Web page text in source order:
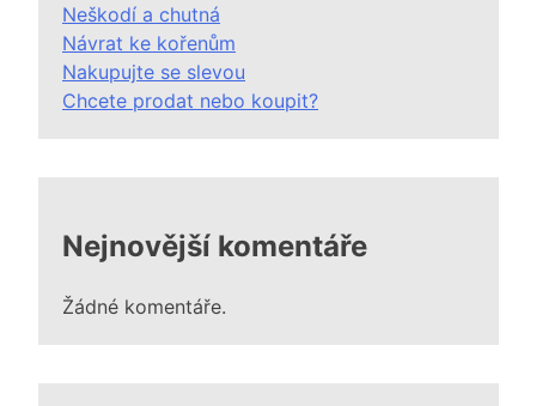
Neškodí a chutná
Návrat ke kořenům
Nakupujte se slevou
Chcete prodat nebo koupit?
Nejnovější komentáře
Žádné komentáře.